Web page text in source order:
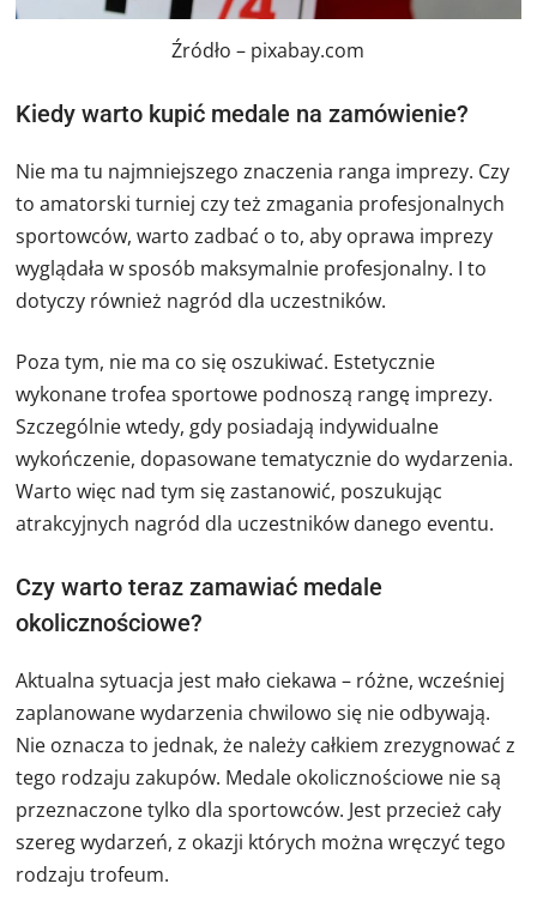
Źródło – pixabay.com
Kiedy warto kupić medale na zamówienie?
Nie ma tu najmniejszego znaczenia ranga imprezy. Czy
to amatorski turniej czy też zmagania profesjonalnych
sportowców, warto zadbać o to, aby oprawa imprezy
wyglądała w sposób maksymalnie profesjonalny. I to
dotyczy również nagród dla uczestników.
Poza tym, nie ma co się oszukiwać. Estetycznie
wykonane trofea sportowe podnoszą rangę imprezy.
Szczególnie wtedy, gdy posiadają indywidualne
wykończenie, dopasowane tematycznie do wydarzenia.
Warto więc nad tym się zastanowić, poszukując
atrakcyjnych nagród dla uczestników danego eventu.
Czy warto teraz zamawiać medale
okolicznościowe?
Aktualna sytuacja jest mało ciekawa – różne, wcześniej
zaplanowane wydarzenia chwilowo się nie odbywają.
Nie oznacza to jednak, że należy całkiem zrezygnować z
tego rodzaju zakupów. Medale okolicznościowe nie są
przeznaczone tylko dla sportowców. Jest przecież cały
szereg wydarzeń, z okazji których można wręczyć tego
rodzaju trofeum.